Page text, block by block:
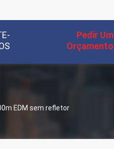
Pedir Um
Orçamento
EDM sem refletor